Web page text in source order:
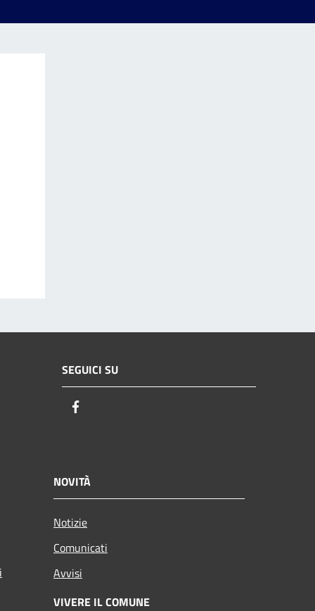
SEGUICI SU
NOVITÀ
Notizie
Comunicati
Avvisi
VIVERE IL COMUNE